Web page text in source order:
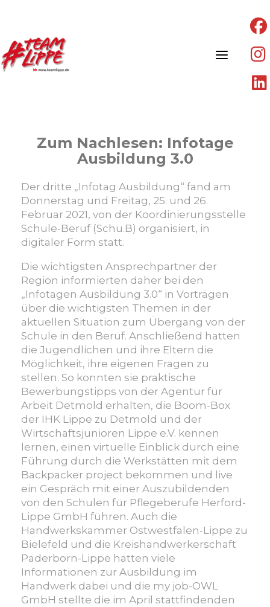
Zum Nachlesen: Infotage
Ausbildung 3.0
Der dritte „Infotag Ausbildung“ fand am
Donnerstag und Freitag, 25. und 26.
Februar 2021, von der Koordinierungsstelle
Schule-Beruf (Schu.B) organisiert, in
digitaler Form statt.
Die wichtigsten Ansprechpartner der
Region informierten daher bei den
„Infotagen Ausbildung 3.0“ in Vorträgen
über die wichtigsten Themen in der
aktuellen Situation zum Übergang von der
Schule in den Beruf. Anschließend hatten
die Jugendlichen und ihre Eltern die
Möglichkeit, ihre eigenen Fragen zu
stellen. So konnten sie praktische
Bewerbungstipps von der Agentur für
Arbeit Detmold erhalten, die Boom-Box
der IHK Lippe zu Detmold und der
Wirtschaftsjunioren Lippe e.V. kennen
lernen, einen virtuelle Einblick durch eine
Führung durch die Werkstätten mit dem
Backpacker project bekommen und live
ein Gespräch mit einer Auszubildenden
von den Schulen für Pflegeberufe Herford-
Lippe GmbH führen. Auch die
Handwerkskammer Ostwestfalen-Lippe zu
Bielefeld und die Kreishandwerkerschaft
Paderborn-Lippe hatten viele
Informationen zur Ausbildung im
Handwerk dabei und die my job-OWL
GmbH stellte die im April stattfindenden